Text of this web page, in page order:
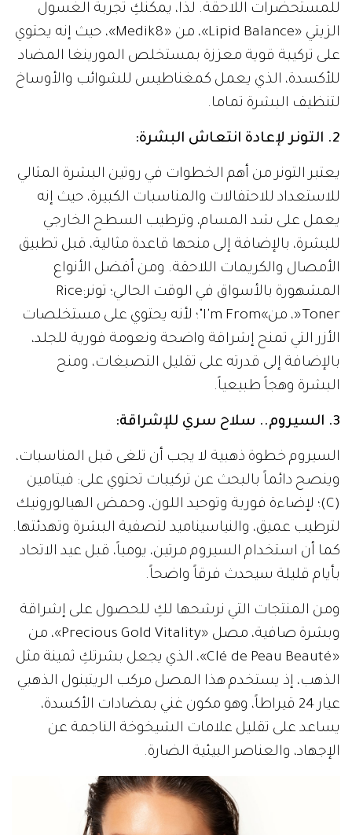
للمستحضرات اللاحقة. لذا، يمكنكِ تجربة الغسول
الزيتي «Lipid Balance»، من «Medik8»، حيث إنه يحتوي
على تركيبة قوية معززة بمستخلص المورينغا المضاد
للأكسدة، الذي يعمل كمغناطيس للشوائب والأوساخ
لتنظيف البشرة تماما.
2. التونر لإعادة انتعاش البشرة:
يعتبر التونر من أهم الخطوات في روتين البشرة المثالي
للاستعداد للاحتفالات والمناسبات الكبيرة، حيث إنه
يعمل على شد المسام، وترطيب السطح الخارجي
للبشرة، بالإضافة إلى منحها قاعدة مثالية، قبل تطبيق
الأمصال والكريمات اللاحقة. ومن أفضل الأنواع
المشهورة بالأسواق في الوقت الحالي؛ تونر:Rice
Toner«، من»I'm From"؛ لأنه يحتوي على مستخلصات
الأزر التي تمنح إشراقة واضحة ونعومة فورية للجلد،
بالإضافة إلى قدرته على تقليل التصبغات، ومنح
البشرة وهجاً طبيعياً.
3. السيروم.. سلاح سري للإشراقة:
السيروم خطوة ذهبية لا يجب أن تلغى قبل المناسبات،
وينصح دائماً بالبحث عن تركيبات تحتوي على: فيتامين
(C)؛ لإضاءة فورية وتوحيد اللون، وحمض الهيالورونيك
لترطيب عميق، والنياسيناميد لتصفية البشرة وتهدئتها.
كما أن استخدام السيروم مرتين، يومياً، قبل عيد الاتحاد
بأيام قليلة سيحدث فرقاً واضحاً.
ومن المنتجات التي نرشحها لكِ للحصول على إشراقة
وبشرة صافية، مصل «Precious Gold Vitality»، من
«Clé de Peau Beauté»، الذي يجعل بشرتكِ ثمينة مثل
الذهب، إذ يستخدم هذا المصل مركب الريتينول الذهبي
عيار 24 قيراطاً، وهو مكون غني بمضادات الأكسدة،
يساعد على تقليل علامات الشيخوخة الناجمة عن
الإجهاد، والعناصر البيئية الضارة.